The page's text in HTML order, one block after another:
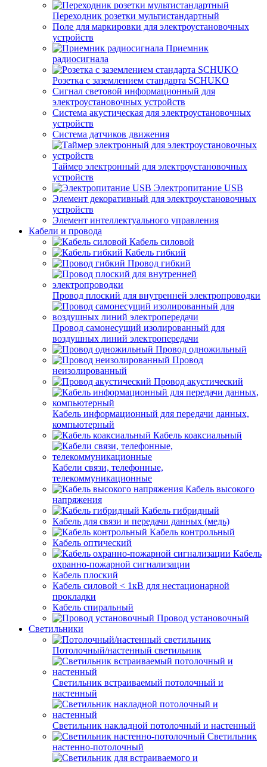
Переходник розетки мультистандартный
Поле для маркировки для электроустановочных
устройств
Приемник
радиосигнала
Розетка с заземлением стандарта SCHUKO
Сигнал световой информационный для
электроустановочных устройств
Система акустическая для электроустановочных
устройств
Система датчиков движения
Таймер электронный для электроустановочных
устройств
Электропитание USB
Элемент декоративный для электроустановочных
устройств
Элемент интеллектуального управления
Кабели и провода
Кабель силовой
Кабель гибкий
Провод гибкий
Провод плоский для внутренней электропроводки
Провод самонесущий изолированный для
воздушных линий электропередачи
Провод одножильный
Провод
неизолированный
Провод акустический
Кабель информационный для передачи данных,
компьютерный
Кабель коаксиальный
Кабели связи, телефонные,
телекоммуникационные
Кабель высокого
напряжения
Кабель гибридный
Кабель для связи и передачи данных (медь)
Кабель контрольный
Кабель оптический
Кабель
охранно-пожарной сигнализации
Кабель плоский
Кабель силовой < 1кВ для нестационарной
прокладки
Кабель спиральный
Провод установочный
Светильники
Потолочный/настенный светильник
Светильник встраиваемый потолочный и
настенный
Светильник накладной потолочный и настенный
Светильник
настенно-потолочный